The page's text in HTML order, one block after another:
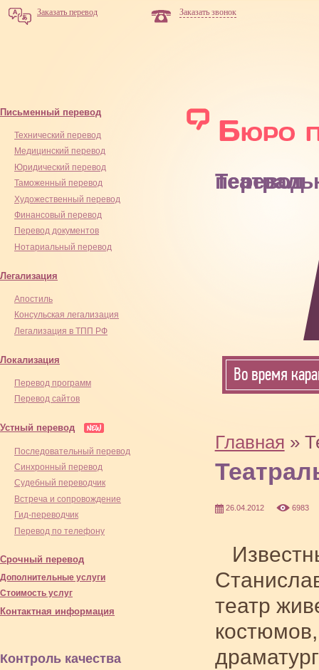
Заказать перевод Заказать звонок
Письменный перевод
Технический перевод
Медицинский перевод
Юридический перевод
Таможенный перевод
Художественный перевод
Финансовый перевод
Перевод документов
Нотариальный перевод
Легализация
Апостиль
Консульская легализация
Легализация в ТПП РФ
Локализация
Перевод программ
Перевод сайтов
Устный перевод
Последовательный перевод
Синхронный перевод
Cудебный переводчик
Встреча и сопровождение
Гид-переводчик
Перевод по телефону
Срочный перевод
Дополнительные услуги
Стоимость услуг
Контактная информация
Контроль качества
Театральный перевод
Во время
Главная »
26.04.2012 6983
театр